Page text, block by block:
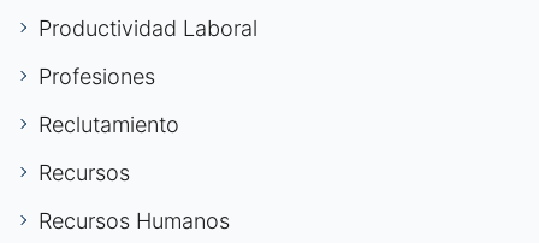
Productividad Laboral
Profesiones
Reclutamiento
Recursos
Recursos Humanos